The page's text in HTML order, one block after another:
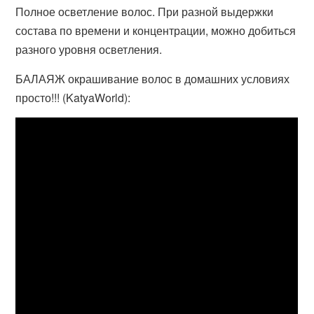
Полное осветление волос. При разной выдержки
состава по времени и концентрации, можно добиться
разного уровня осветления.
БАЛАЯЖ окрашивание волос в домашних условиях
просто!!! (KatyaWorld):